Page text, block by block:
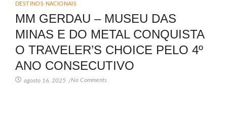
DESTINOS NACIONAIS
MM GERDAU – MUSEU DAS
MINAS E DO METAL CONQUISTA
O TRAVELER’S CHOICE PELO 4º
ANO CONSECUTIVO
agosto 16, 2025 /No Comments